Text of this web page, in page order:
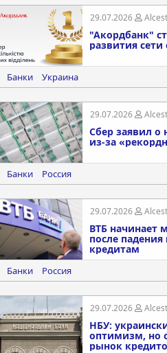
"Акордбанк"
развития
29.07.2026 Alcest
Банки Украина
Сбер заявил о
из-за
29.07.2026 Alcest
Банки Россия
ВТБ начинает
после
кредитам
29.07.2026 Alcest
Банки Россия
НБУ:
оптимизм, но
рынок
29.07.2026 Alcest